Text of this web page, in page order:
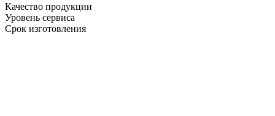
Качество продукции
Уровень сервиса
Срок изготовления